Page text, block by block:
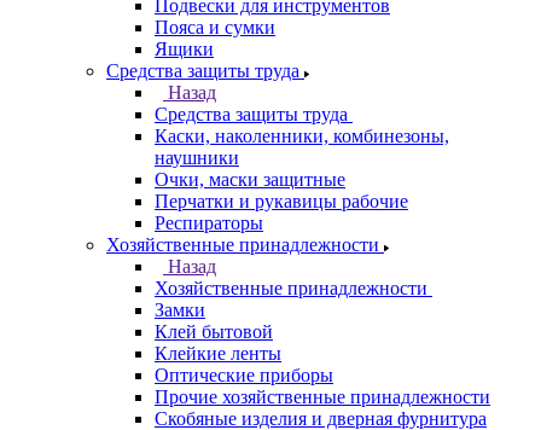
Подвески для инструментов
Пояса и сумки
Ящики
Средства защиты труда
Назад
Средства защиты труда
Каски, наколенники, комбинезоны,
наушники
Очки, маски защитные
Перчатки и рукавицы рабочие
Респираторы
Хозяйственные принадлежности
Назад
Хозяйственные принадлежности
Замки
Клей бытовой
Клейкие ленты
Оптические приборы
Прочие хозяйственные принадлежности
Скобяные изделия и дверная фурнитура